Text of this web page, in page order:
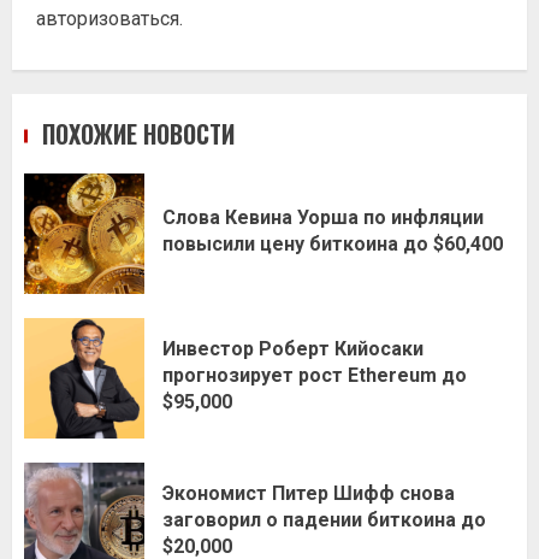
авторизоваться.
ПОХОЖИЕ НОВОСТИ
Слова Кевина Уорша по инфляции
повысили цену биткоина до $60,400
Инвестор Роберт Кийосаки
прогнозирует рост Ethereum до
$95,000
Экономист Питер Шифф снова
заговорил о падении биткоина до
$20,000